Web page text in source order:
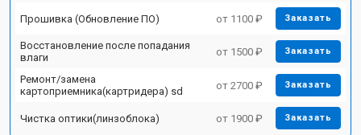
Прошивка (Обновление ПО) от 1100 ₽ Заказать
Восстановление после попадания
влаги
от 1500 ₽ Заказать
Ремонт/замена
картоприемника(картридера) sd
от 2700 ₽ Заказать
Чистка оптики(линзоблока) от 1900 ₽ Заказать